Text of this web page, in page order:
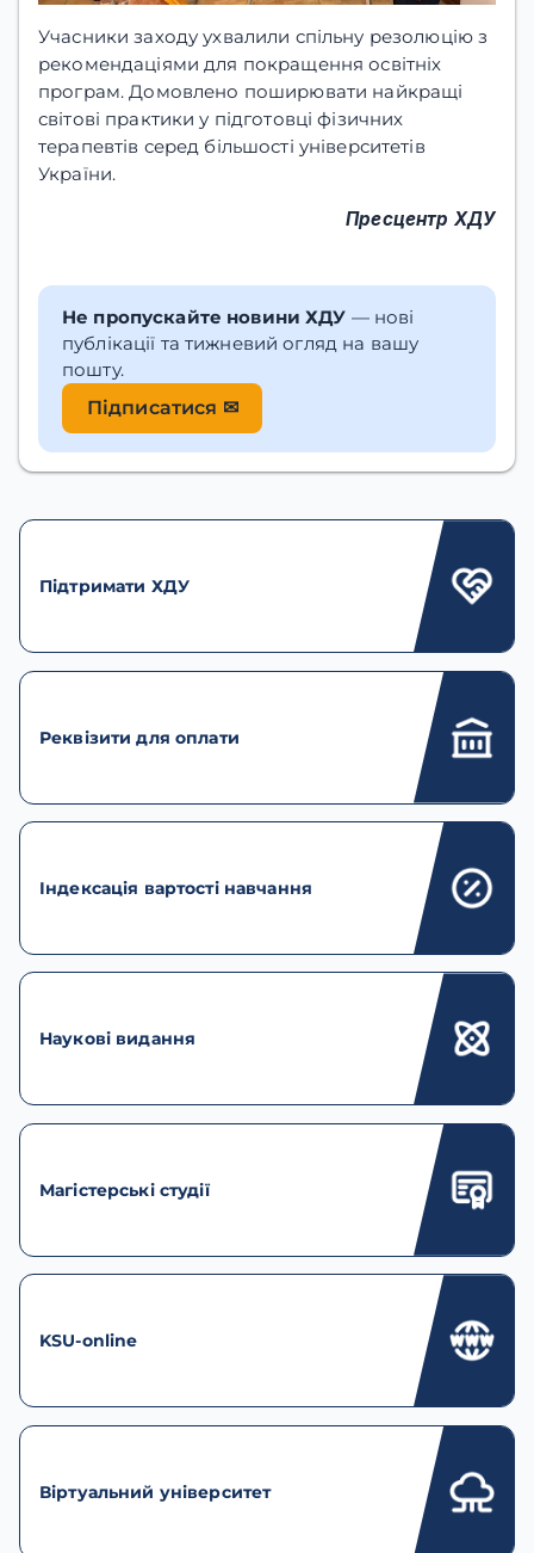
Учасники заходу ухвалили спільну резолюцію з
рекомендаціями для покращення освітніх
програм. Домовлено поширювати найкращі
світові практики у підготовці фізичних
терапевтів серед більшості університетів
України.
Пресцентр ХДУ
Не пропускайте новини ХДУ — нові
публікації та тижневий огляд на вашу
пошту.
Підписатися ✉
Підтримати ХДУ
Реквізити для оплати
Індексація вартості навчання
Наукові видання
Магістерські студії
KSU-online
Віртуальний університет